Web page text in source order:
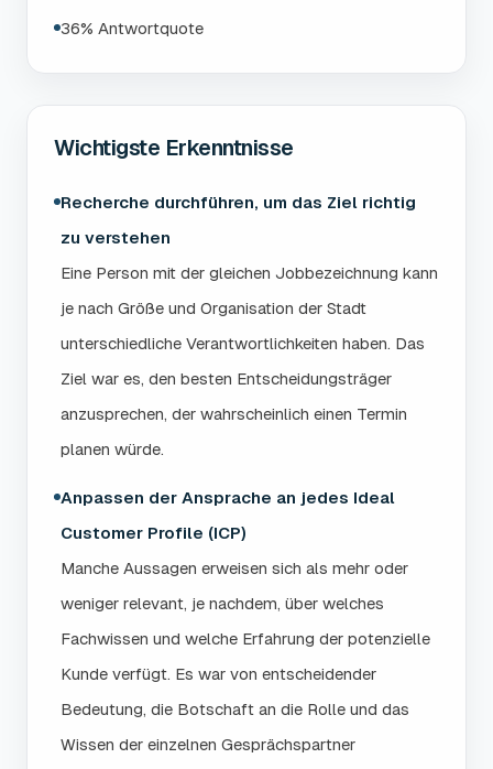
36% Antwortquote
Wichtigste Erkenntnisse
Recherche durchführen, um das Ziel richtig
zu verstehen
Eine Person mit der gleichen Jobbezeichnung kann
je nach Größe und Organisation der Stadt
unterschiedliche Verantwortlichkeiten haben. Das
Ziel war es, den besten Entscheidungsträger
anzusprechen, der wahrscheinlich einen Termin
planen würde.
Anpassen der Ansprache an jedes Ideal
Customer Profile (ICP)
Manche Aussagen erweisen sich als mehr oder
weniger relevant, je nachdem, über welches
Fachwissen und welche Erfahrung der potenzielle
Kunde verfügt. Es war von entscheidender
Bedeutung, die Botschaft an die Rolle und das
Wissen der einzelnen Gesprächspartner